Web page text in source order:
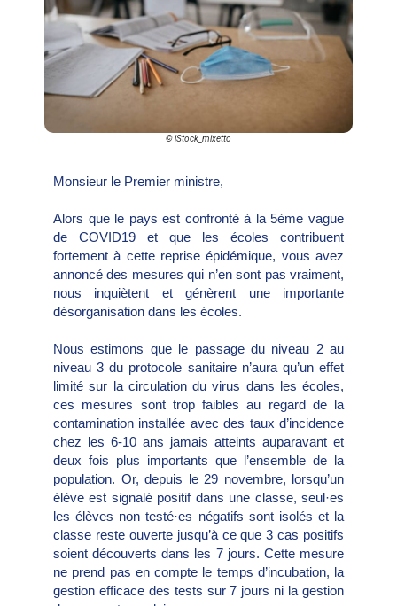
© iStock_mixetto
Monsieur le Premier ministre,
Alors que le pays est confronté à la 5ème vague
de COVID19 et que les écoles contribuent
fortement à cette reprise épidémique, vous avez
annoncé des mesures qui n’en sont pas vraiment,
nous inquiètent et génèrent une importante
désorganisation dans les écoles.
Nous estimons que le passage du niveau 2 au
niveau 3 du protocole sanitaire n’aura qu’un effet
limité sur la circulation du virus dans les écoles,
ces mesures sont trop faibles au regard de la
contamination installée avec des taux d’incidence
chez les 6-10 ans jamais atteints auparavant et
deux fois plus importants que l’ensemble de la
population. Or, depuis le 29 novembre, lorsqu’un
élève est signalé positif dans une classe, seul·es
les élèves non testé·es négatifs sont isolés et la
classe reste ouverte jusqu’à ce que 3 cas positifs
soient découverts dans les 7 jours. Cette mesure
ne prend pas en compte le temps d’incubation, la
gestion efficace des tests sur 7 jours ni la gestion